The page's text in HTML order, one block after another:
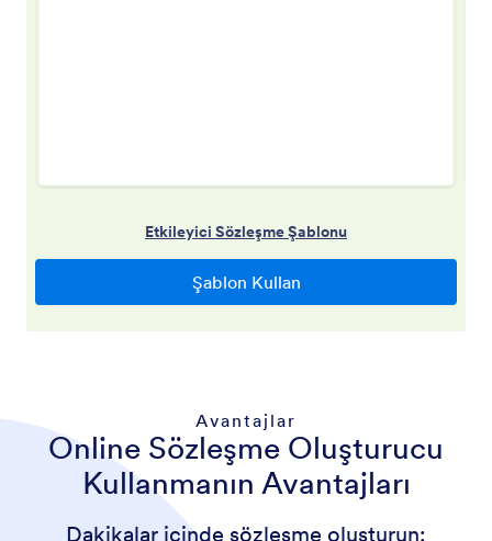
Avantajlar
Online Sözleşme Oluşturucu
Kullanmanın Avantajları
Dakikalar içinde sözleşme oluşturun: